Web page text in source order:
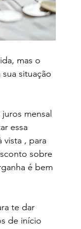
mas o
situação
mensal
essa
vista , para
sobre
é bem
te dar
de início